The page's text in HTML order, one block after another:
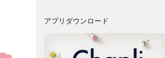
アプリダウンロード